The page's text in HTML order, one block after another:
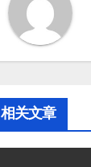
相关文章